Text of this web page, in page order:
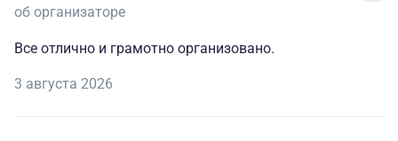
об организаторе
Все отлично и грамотно организовано.
3 августа 2026